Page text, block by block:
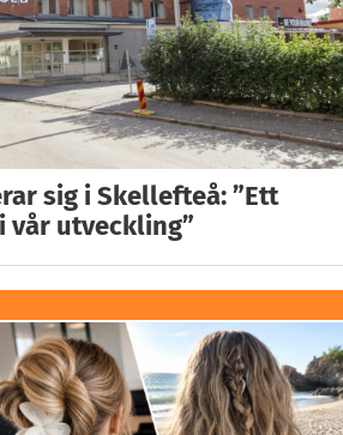
sig i Skellefteå: ”Ett
utveckling”